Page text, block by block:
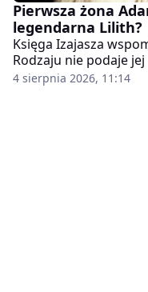
Pierwsza żona
legendarna Lilith?
Księga Izajasza
Rodzaju nie podaje
późniejszych
4 sierpnia 2026, 11:14